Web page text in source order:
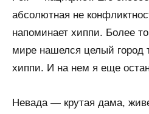
абсолютная не
напоминает хиппи. Более
мире нашелся целый город
хиппи. И на нем я еще
Невада — крутая дама,